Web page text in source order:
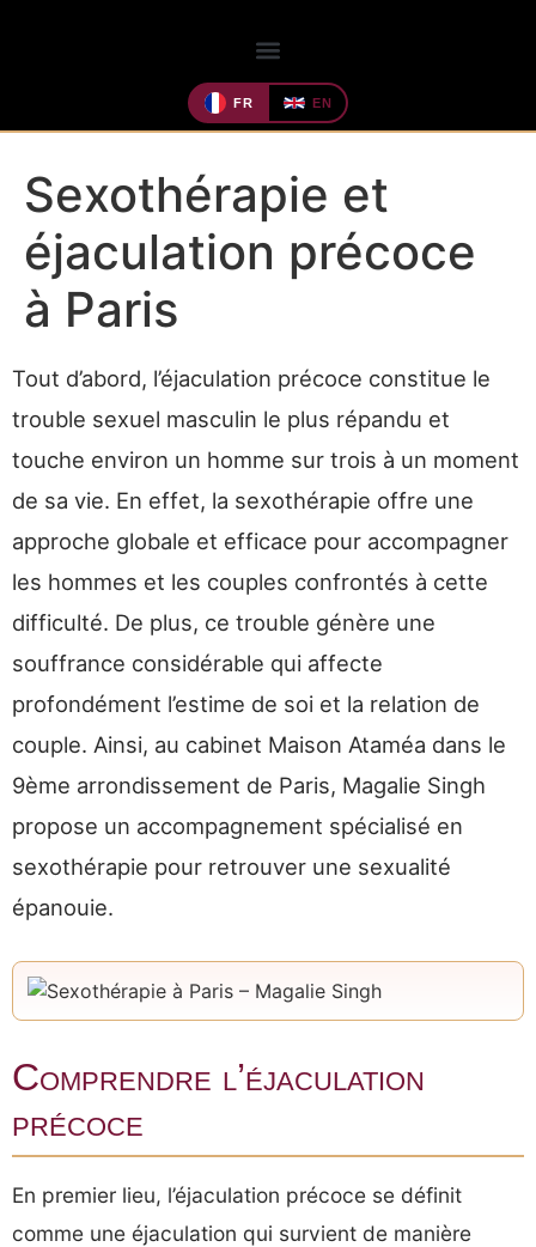
FR EN
Sexothérapie et
éjaculation précoce
à Paris
Tout d’abord, l’éjaculation précoce constitue le
trouble sexuel masculin le plus répandu et
touche environ un homme sur trois à un moment
de sa vie. En effet, la sexothérapie offre une
approche globale et efficace pour accompagner
les hommes et les couples confrontés à cette
difficulté. De plus, ce trouble génère une
souffrance considérable qui affecte
profondément l’estime de soi et la relation de
couple. Ainsi, au cabinet Maison Ataméa dans le
9ème arrondissement de Paris, Magalie Singh
propose un accompagnement spécialisé en
sexothérapie pour retrouver une sexualité
épanouie.
Comprendre l’éjaculation
précoce
En premier lieu, l’éjaculation précoce se définit
comme une éjaculation qui survient de manière